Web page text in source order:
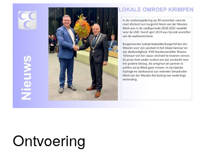
Ontvoering